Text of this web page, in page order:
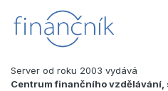
Server od roku 2003 vydává
Centrum finančního vzdělávání,